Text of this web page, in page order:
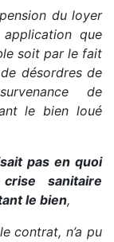
du loyer
que
soit par le fait
désordres de
de
le bien loué
pas en quoi
sanitaire
le bien,
contrat, n’a pu